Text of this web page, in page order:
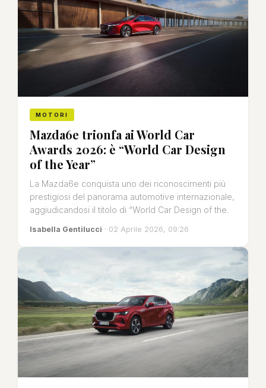
MOTORI
Mazda6e trionfa ai World Car
Awards 2026: è “World Car Design
of the Year”
La Mazda6e conquista uno dei riconoscimenti più
prestigiosi del panorama automotive internazionale,
aggiudicandosi il titolo di “World Car Design of the.
Isabella Gentilucci · 02 Aprile 2026, 09:26